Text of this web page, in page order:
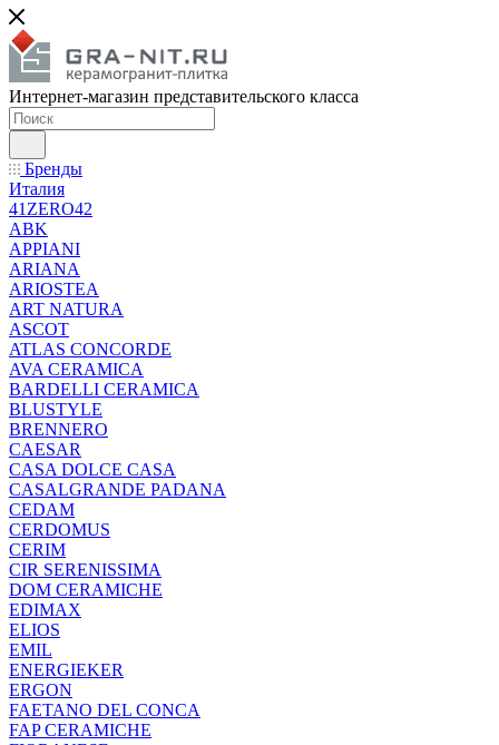
Интернет-магазин представительского класса
Бренды
Италия
41ZERO42
ABK
APPIANI
ARIANA
ARIOSTEA
ART NATURA
ASCOT
ATLAS CONCORDE
AVA CERAMICA
BARDELLI CERAMICA
BLUSTYLE
BRENNERO
CAESAR
CASA DOLCE CASA
CASALGRANDE PADANA
CEDAM
CERDOMUS
CERIM
CIR SERENISSIMA
DOM CERAMICHE
EDIMAX
ELIOS
EMIL
ENERGIEKER
ERGON
FAETANO DEL CONCA
FAP CERAMICHE